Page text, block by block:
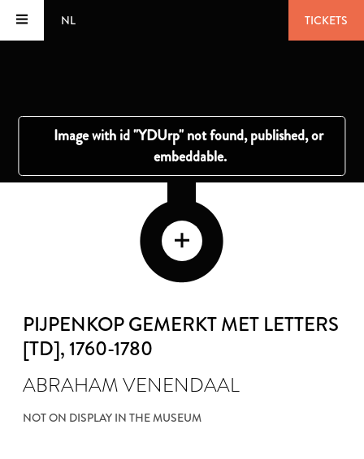
NL TICKETS
PIJPENKOP GEMERKT MET LETTERS
[TD], 1760-1780
ABRAHAM VENENDAAL
NOT ON DISPLAY IN THE MUSEUM